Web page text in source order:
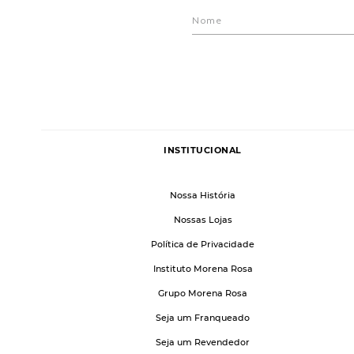
INSTITUCIONAL
Nossa História
Nossas Lojas
Política de Privacidade
Instituto Morena Rosa
Grupo Morena Rosa
Seja um Franqueado
Seja um Revendedor